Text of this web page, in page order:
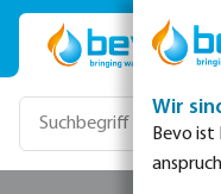
Zum Hauptinhalt springen
Wir
Bevo ist